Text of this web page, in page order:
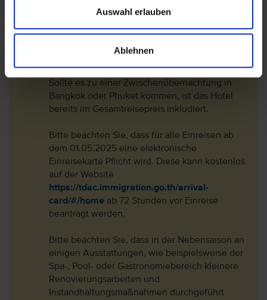
Auswahl erlauben
Ablehnen
der Eltern übernachten.
Ein Zustellbett für Kinder ist je nach
Verfügbarkeit und räumliche gegebener Größe
Sollte es zu einer Zwischenübernachtung in
Bangkok oder Phuket kommen, ist das Hotel
bereits im Gesamtreisepreis inkludiert.
Bitte beachten Sie, dass für alle Einreisen ab
dem 01.05.2025 eine elektronische
Einreisekarte Pflicht wird. Diese kann kostenlos
auf der Website
https://tdac.immigration.go.th/arrival-
card/#/homeab 72 Stunden vor Einreise
beantragt werden.
Bitte beachten Sie, dass in der Nebensaison an
einigen Ausstattungen, wie beispielsweise der
Spa-, Pool- oder Gastronomiebereich kleinere
Renovierungsarbeiten und
Instandhaltungsmaßnahmen durchgeführt